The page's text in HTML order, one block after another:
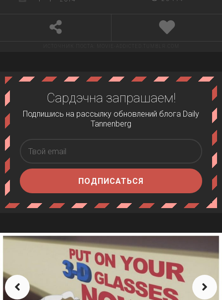
Сардэчна запрашаем!
Подпишись на рассылку обновлений блога Daily
Tannenberg
ПОДПИСАТЬСЯ